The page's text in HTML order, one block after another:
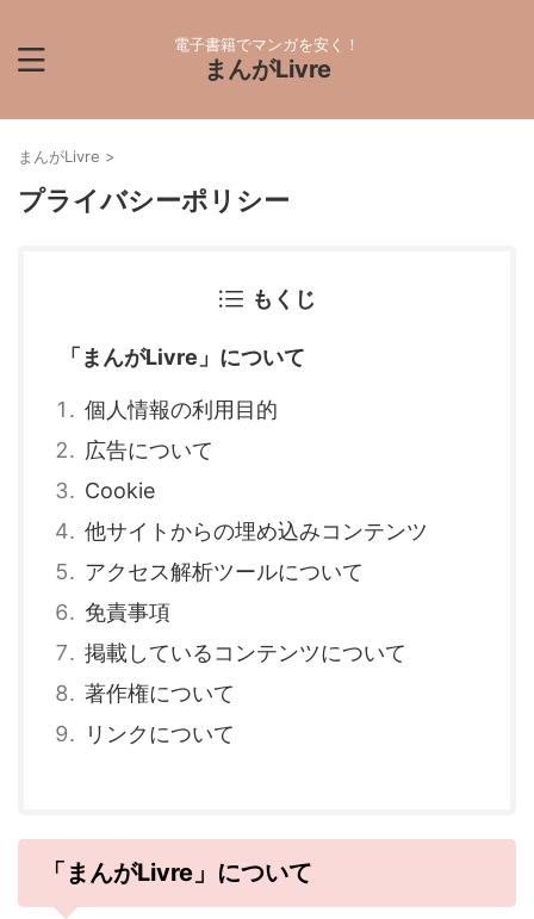
電子書籍でマンガを安く！
まんがLivre
まんがLivre >
プライバシーポリシー
もくじ
「まんがLivre」について
個人情報の利用目的
広告について
Cookie
他サイトからの埋め込みコンテンツ
アクセス解析ツールについて
免責事項
掲載しているコンテンツについて
著作権について
リンクについて
「まんがLivre」について